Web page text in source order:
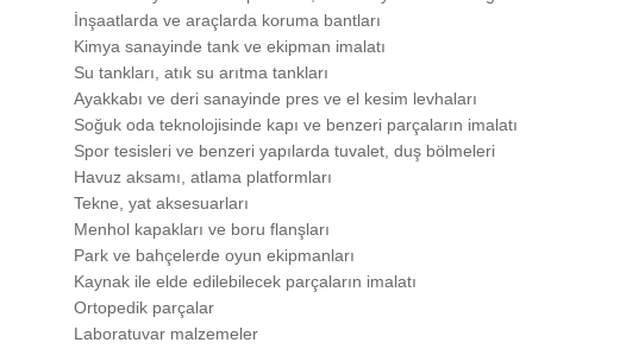
İnşaatlarda ve araçlarda koruma bantları
Kimya sanayinde tank ve ekipman imalatı
Su tankları, atık su arıtma tankları
Ayakkabı ve deri sanayinde pres ve el kesim levhaları
Soğuk oda teknolojisinde kapı ve benzeri parçaların imalatı
Spor tesisleri ve benzeri yapılarda tuvalet, duş bölmeleri
Havuz aksamı, atlama platformları
Tekne, yat aksesuarları
Menhol kapakları ve boru flanşları
Park ve bahçelerde oyun ekipmanları
Kaynak ile elde edilebilecek parçaların imalatı
Ortopedik parçalar
Laboratuvar malzemeler